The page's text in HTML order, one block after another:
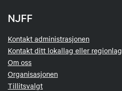
NJFF
Kontakt administrasjonen
Kontakt ditt lokallag eller regionlag
Om oss
Organisasjonen
Tillitsvalgt